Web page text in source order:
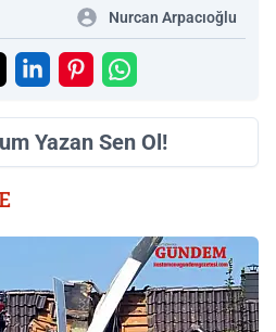
Nurcan Arpacıoğlu
Yazan Sen Ol!